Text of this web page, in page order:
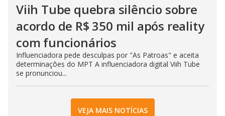
Viih Tube quebra silêncio sobre
acordo de R$ 350 mil após reality
com funcionários
Influenciadora pede desculpas por "As Patroas" e aceita
determinações do MPT A influenciadora digital Viih Tube
se pronunciou...
VEJA MAIS NOTÍCIAS